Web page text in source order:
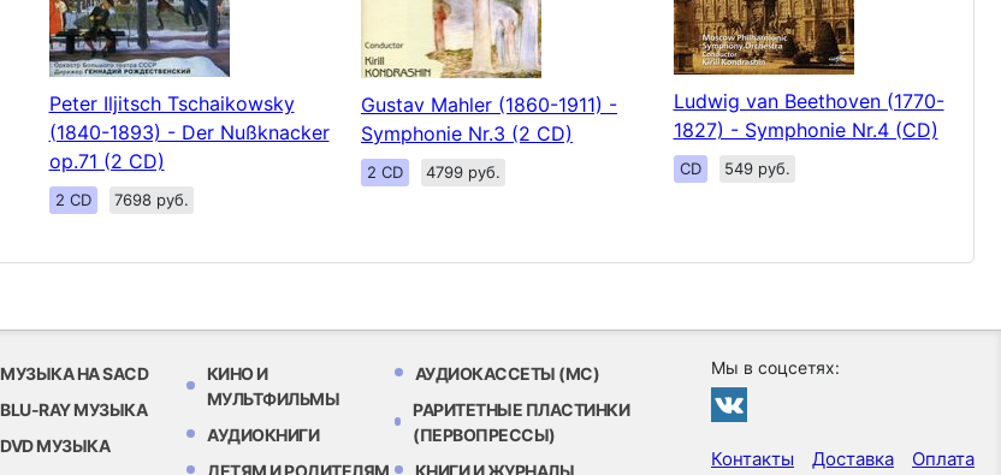
Peter Iljitsch Tschaikowsky
(1840-1893) - Der Nußknacker
op.71 (2 CD)
2 CD 7698 руб.
Gustav Mahler (1860-1911) -
Symphonie Nr.3 (2 CD)
2 CD 4799 руб.
Ludwig van Beethoven (1770-
1827) - Symphonie Nr.4 (CD)
CD 549 руб.
МУЗЫКА НА SACD
BLU-RAY МУЗЫКА
DVD МУЗЫКА
КИНО И
МУЛЬТФИЛЬМЫ
АУДИОКНИГИ
АУДИОКАССЕТЫ (MC)
РАРИТЕТНЫЕ ПЛАСТИНКИ
(ПЕРВОПРЕССЫ)
Мы в соцсетях:
Контакты Доставка Оплата